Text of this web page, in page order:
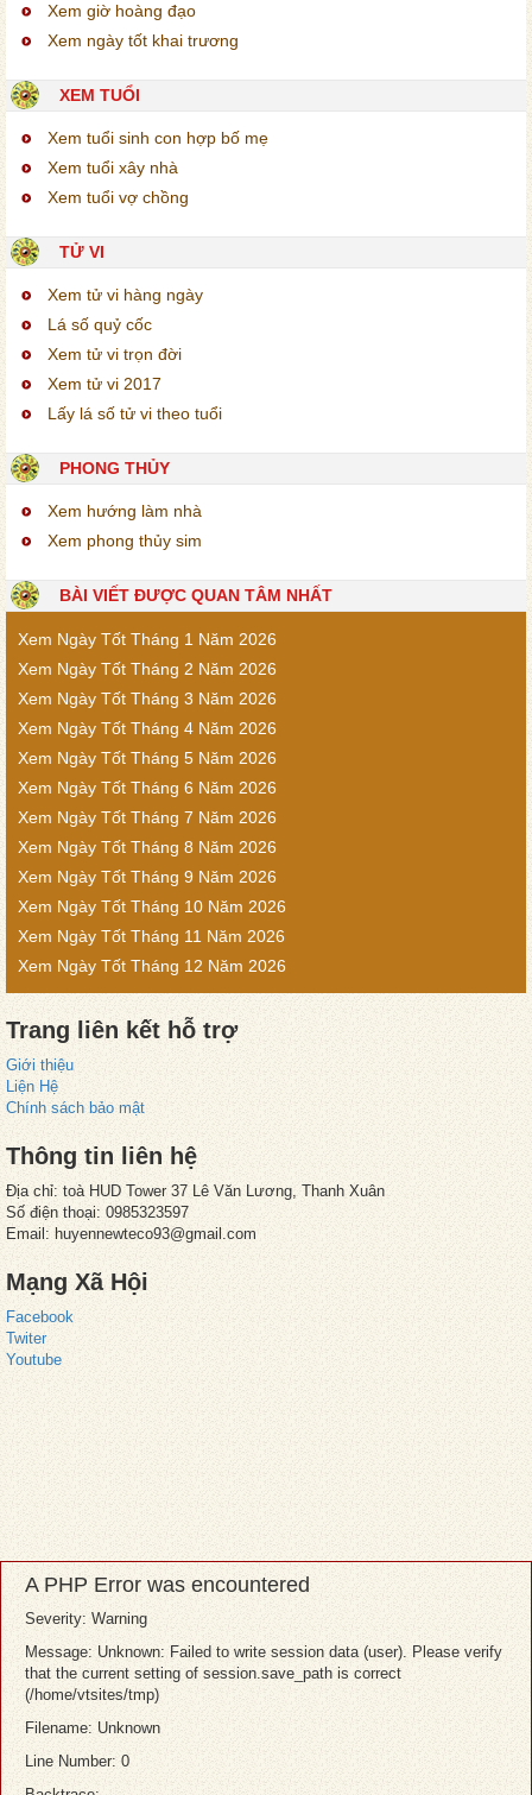
Xem giờ hoàng đạo
Xem ngày tốt khai trương
XEM TUỔI
Xem tuổi sinh con hợp bố mẹ
Xem tuổi xây nhà
Xem tuổi vợ chồng
TỬ VI
Xem tử vi hàng ngày
Lá số quỷ cốc
Xem tử vi trọn đời
Xem tử vi 2017
Lấy lá số tử vi theo tuổi
PHONG THỦY
Xem hướng làm nhà
Xem phong thủy sim
BÀI VIẾT ĐƯỢC QUAN TÂM NHẤT
Xem Ngày Tốt Tháng 1 Năm 2026
Xem Ngày Tốt Tháng 2 Năm 2026
Xem Ngày Tốt Tháng 3 Năm 2026
Xem Ngày Tốt Tháng 4 Năm 2026
Xem Ngày Tốt Tháng 5 Năm 2026
Xem Ngày Tốt Tháng 6 Năm 2026
Xem Ngày Tốt Tháng 7 Năm 2026
Xem Ngày Tốt Tháng 8 Năm 2026
Xem Ngày Tốt Tháng 9 Năm 2026
Xem Ngày Tốt Tháng 10 Năm 2026
Xem Ngày Tốt Tháng 11 Năm 2026
Xem Ngày Tốt Tháng 12 Năm 2026
Trang liên kết hỗ trợ
Giới thiệu
Liện Hệ
Chính sách bảo mật
Thông tin liên hệ
Địa chỉ: toà HUD Tower 37 Lê Văn Lương, Thanh Xuân
Số điện thoại: 0985323597
Email: huyennewteco93@gmail.com
Mạng Xã Hội
Facebook
Twiter
Youtube
A PHP Error was encountered
Severity: Warning
Message: Unknown: Failed to write session data (user). Please verify
that the current setting of session.save_path is correct
(/home/vtsites/tmp)
Filename: Unknown
Line Number: 0